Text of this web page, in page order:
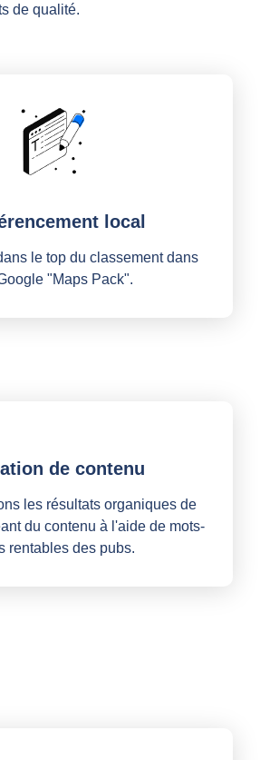
de qualité.
local
le top du classement dans
"Maps Pack".
de contenu
les résultats organiques de
du contenu à l'aide de mots-
rentables des pubs.